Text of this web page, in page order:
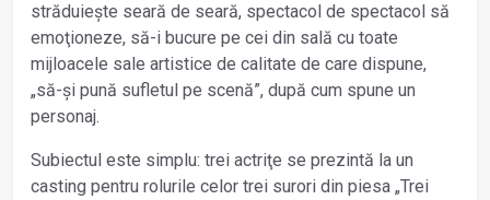
străduiește seară de seară, spectacol de spectacol să
emoţioneze, să-i bucure pe cei din sală cu toate
mijloacele sale artistice de calitate de care dispune,
„să-și pună sufletul pe scenă”, după cum spune un
personaj.
Subiectul este simplu: trei actriţe se prezintă la un
casting pentru rolurile celor trei surori din piesa „Trei